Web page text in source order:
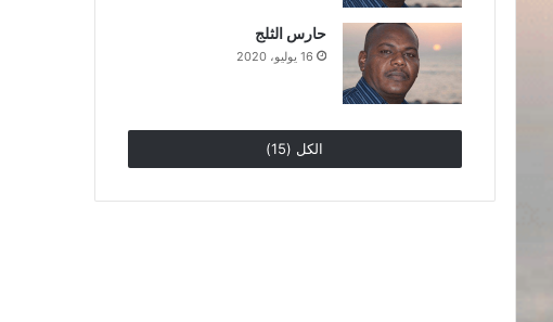
حارس الثلج
16 يوليو، 2020
الكل (15)